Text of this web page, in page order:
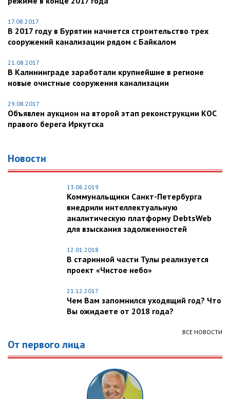
17.08.2017
В 2017 году в Бурятии начнется строительство трех
сооружений канализации рядом с Байкалом
21.08.2017
В Калининграде заработали крупнейшие в регионе
новые очистные сооружения канализации
29.08.2017
Объявлен аукцион на второй этап реконструкции КОС
правого берега Иркутска
Новости
13.06.2019
Коммунальщики Санкт-Петербурга
внедрили интеллектуальную
аналитическую платформу DebtsWeb
для взыскания задолженностей
12.01.2018
В старинной части Тулы реализуется
проект «Чистое небо»
21.12.2017
Чем Вам запомнился уходящий год? Что
Вы ожидаете от 2018 года?
ВСЕ НОВОСТИ
От первого лица